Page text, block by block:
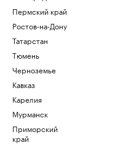
Пермский край
Ростов-на-Дону
Татарстан
Тюмень
Черноземье
Кавказ
Карелия
Мурманск
Приморский
край